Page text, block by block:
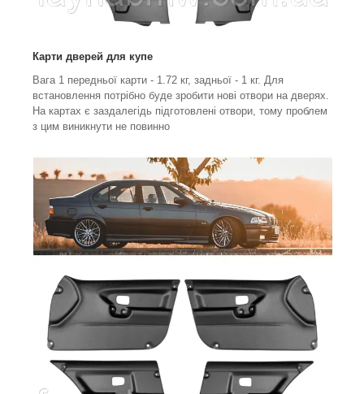
Карти дверей для купе
Вага 1 передньої карти - 1.72 кг, задньої - 1 кг. Для
встановлення потрібно буде зробити нові отвори на дверях.
На картах є заздалегідь підготовлені отвори, тому проблем
з цим виникнути не повинно